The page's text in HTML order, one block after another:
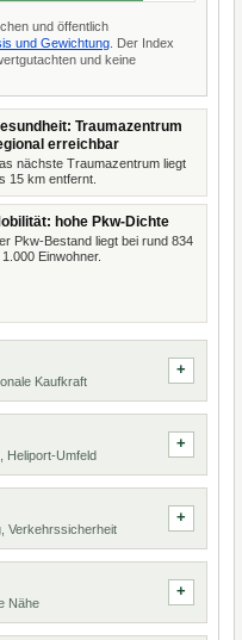
und öffentlich
und Gewichtung . Der Index
und keine
Traumazentrum
erreichbar
nächste Traumazentrum liegt
15 km entfernt.
hohe Pkw-Dichte
Pkw-Bestand liegt bei rund 834
1.000 Einwohner.
Kaufkraft
Heliport-Umfeld
Verkehrssicherheit
Nähe